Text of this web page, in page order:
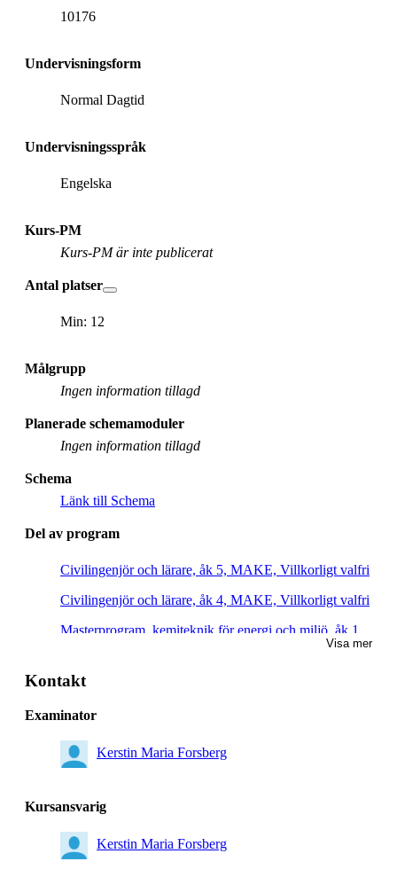
10176
Undervisningsform
Normal Dagtid
Undervisningsspråk
Engelska
Kurs-PM
Kurs-PM är inte publicerat
Antal platser
Min: 12
Målgrupp
Ingen information tillagd
Planerade schemamoduler
Ingen information tillagd
Schema
Länk till Schema
Del av program
Civilingenjör och lärare, åk 5, MAKE, Villkorligt valfri
Civilingenjör och lärare, åk 4, MAKE, Villkorligt valfri
Masterprogram, kemiteknik för energi och miljö, åk 1,
Visa mer
Kontakt
Examinator
Kerstin Maria Forsberg
Kursansvarig
Kerstin Maria Forsberg